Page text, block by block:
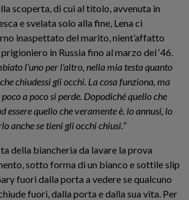
scoperta, di cui al titolo, avvenuta in
e svelata solo alla fine, Lena ci
inaspettato del marito, nient’affatto
in Russia fino al marzo del ‘46.
l’uno per l’altro, nella mia testa quanto
chiudessi gli occhi. La cosa funziona, ma
poco a poco si perde. Dopodiché quello che
quello che veramente è. lo annusi, lo
anche se tieni gli occhi chiusi.”
della biancheria da lavare la prova
sotto forma di un bianco e sottile slip
fuori dalla porta a vedere se qualcuno
fuori, dalla porta e dalla sua vita. Per